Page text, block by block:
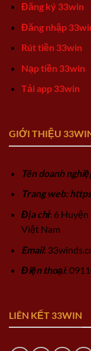
Đăng ký 33win
Đăng nhập
Rút tiền 33win
Nạp tiền 33win
Tải app 33win
GIỚI THIỆU
Tên doanh
Trang web:
Địa chỉ: 6 Huyện
Việt Nam
Email:
Điện thoại:
LIÊN KẾT 33WIN